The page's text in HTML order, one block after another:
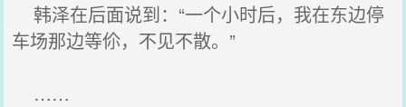
韩泽在后面说到：“一个小时后，我在东边停
车场那边等伱，不见不散。”
……